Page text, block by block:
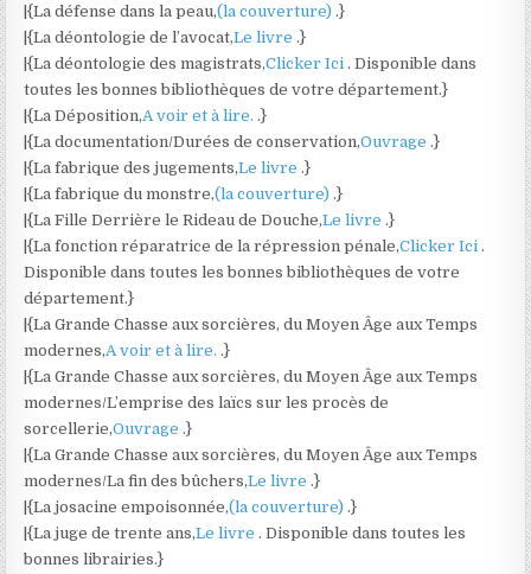
|{La défense dans la peau,(la couverture) .}
|{La déontologie de l’avocat,Le livre .}
|{La déontologie des magistrats,Clicker Ici . Disponible dans
toutes les bonnes bibliothèques de votre département.}
|{La Déposition,A voir et à lire. .}
|{La documentation/Durées de conservation,Ouvrage .}
|{La fabrique des jugements,Le livre .}
|{La fabrique du monstre,(la couverture) .}
|{La Fille Derrière le Rideau de Douche,Le livre .}
|{La fonction réparatrice de la répression pénale,Clicker Ici .
Disponible dans toutes les bonnes bibliothèques de votre
département.}
|{La Grande Chasse aux sorcières, du Moyen Âge aux Temps
modernes,A voir et à lire. .}
|{La Grande Chasse aux sorcières, du Moyen Âge aux Temps
modernes/L’emprise des laïcs sur les procès de
sorcellerie,Ouvrage .}
|{La Grande Chasse aux sorcières, du Moyen Âge aux Temps
modernes/La fin des bûchers,Le livre .}
|{La josacine empoisonnée,(la couverture) .}
|{La juge de trente ans,Le livre . Disponible dans toutes les
bonnes librairies.}